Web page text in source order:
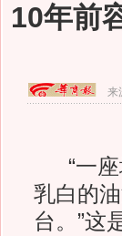
10年前
来
“一座
乳白的
台。”这